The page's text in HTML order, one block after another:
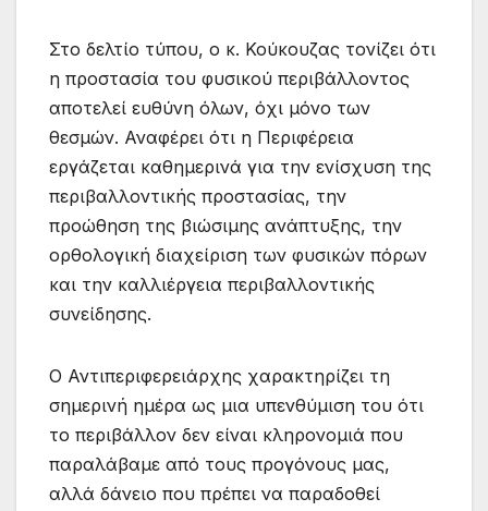
Στο δελτίο τύπου, ο κ. Κούκουζας τονίζει ότι
η προστασία του φυσικού περιβάλλοντος
αποτελεί ευθύνη όλων, όχι μόνο των
θεσμών. Αναφέρει ότι η Περιφέρεια
εργάζεται καθημερινά για την ενίσχυση της
περιβαλλοντικής προστασίας, την
προώθηση της βιώσιμης ανάπτυξης, την
ορθολογική διαχείριση των φυσικών πόρων
και την καλλιέργεια περιβαλλοντικής
συνείδησης.
Ο Αντιπεριφερειάρχης χαρακτηρίζει τη
σημερινή ημέρα ως μια υπενθύμιση του ότι
το περιβάλλον δεν είναι κληρονομιά που
παραλάβαμε από τους προγόνους μας,
αλλά δάνειο που πρέπει να παραδοθεί